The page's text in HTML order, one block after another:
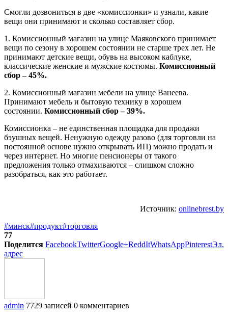
Смогли дозвониться в две «комиссионки» и узнали, какие
вещи они принимают и сколько составляет сбор.
1. Комиссионный магазин на улице Маяковского принимает
вещи по сезону в хорошем состоянии не старше трех лет. Не
принимают детские вещи, обувь на высоком каблуке,
классические женские и мужские костюмы. Комиссионный
сбор – 45%.
2. Комиссионный магазин мебели на улице Ванеева.
Принимают мебель и бытовую технику в хорошем
состоянии. Комиссионный сбор – 39%.
Комиссионка – не единственная площадка для продажи
бэушных вещей. Ненужную одежду разово (для торговли на
постоянной основе нужно открывать ИП) можно продать и
через интернет. Но многие пенсионеры от такого
предложения только отмахиваются – слишком сложно
разобраться, как это работает.
Источник: onlinebrest.by
#минск#продукт#торговля
77
Поделится FacebookTwitterGoogle+ReddItWhatsAppPinterestЭл.
адрес
admin 7729 записей 0 комментариев